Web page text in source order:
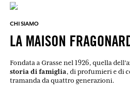
CHI SIAMO
LA MAISON
Fondata a Grasse nel 1926, quella
storia di famiglia, di profumieri e di
tramanda da quattro generazioni.